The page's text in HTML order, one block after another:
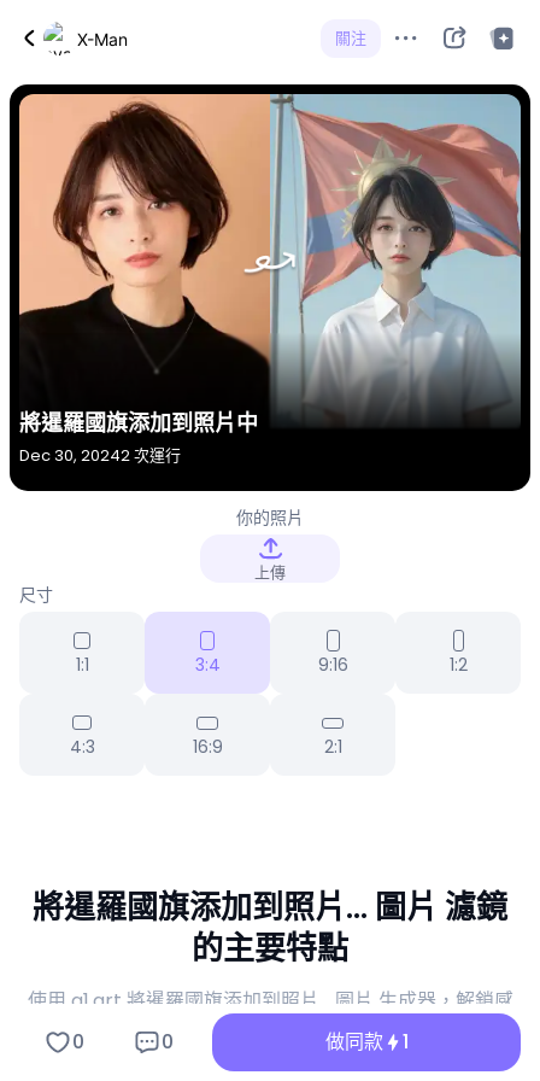
X-Man 關注
將暹羅國旗添加到照片中
Dec 30, 20242 次運行
你的照片
上傳
尺寸
1:1 3:4 9:16 1:2
4:3 16:9 2:1
將暹羅國旗添加到照片... 圖片 濾鏡
的主要特點
使用 a1.art 將暹羅國旗添加到照片... 圖片 生成器，解鎖感
官放鬆與病毒內容創作的新維度。
0 0 做同款 1